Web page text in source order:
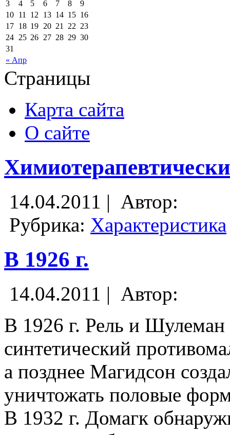
« Апр
3
4 5 6 7 8
9
10 11 12 13 14 15 16
17 18 19 20 21 22 23
24 25 26 27 28 29 30
31
Страницы
Карта сайта
О сайте
14.04.2011 | Автор:
Рубрика: Характеристика
В 1926 г.
14.04.2011 |
Автор:
В 1926 г. Рель и Шулеман
синтетический
а позднее Магидсон
уничтожать половые
В 1932 г. Домагк